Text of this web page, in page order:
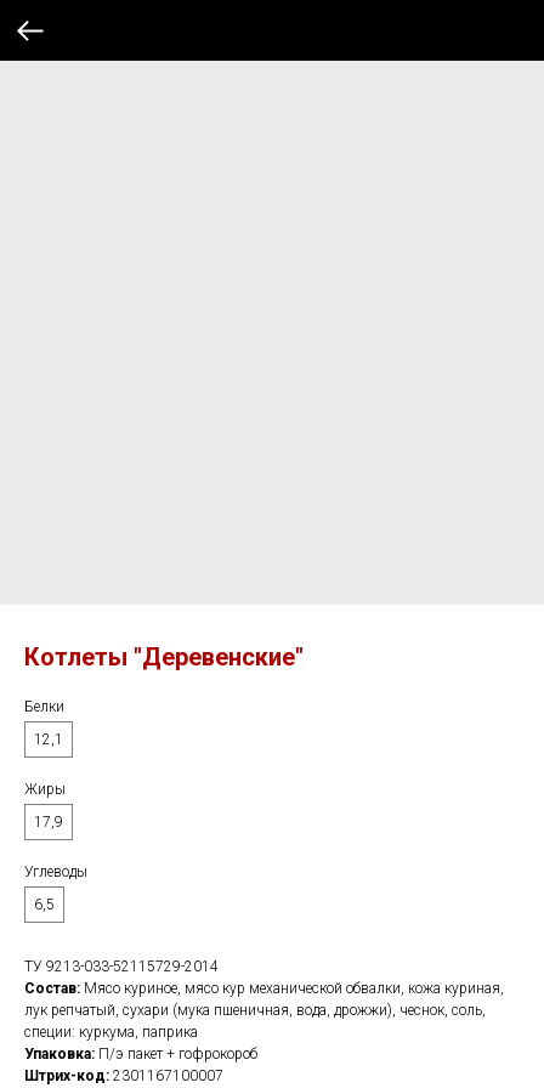
Котлеты "Деревенские"
Белки
12,1
Жиры
17,9
Углеводы
6,5
ТУ 9213-033-52115729-2014
Состав: Мясо куриное, мясо кур механической обвалки, кожа куриная,
лук репчатый, сухари (мука пшеничная, вода, дрожжи), чеснок, соль,
специи: куркума, паприка
Упаковка: П/э пакет + гофрокороб
Штрих-код: 2301167100007